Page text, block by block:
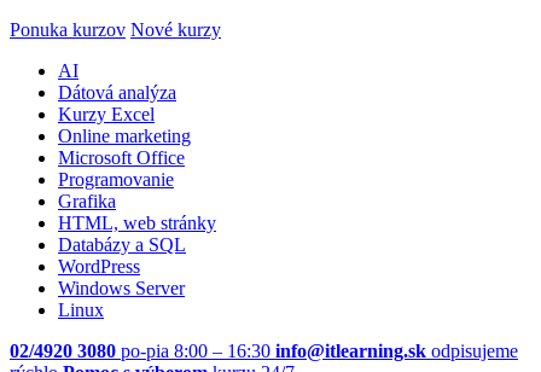
Ponuka kurzov Nové kurzy
AI
Dátová analýza
Kurzy Excel
Online marketing
Microsoft Office
Programovanie
Grafika
HTML, web stránky
Databázy a SQL
WordPress
Windows Server
Linux
02/4920 3080 po-pia 8:00 – 16:30 info@itlearning.sk odpisujeme